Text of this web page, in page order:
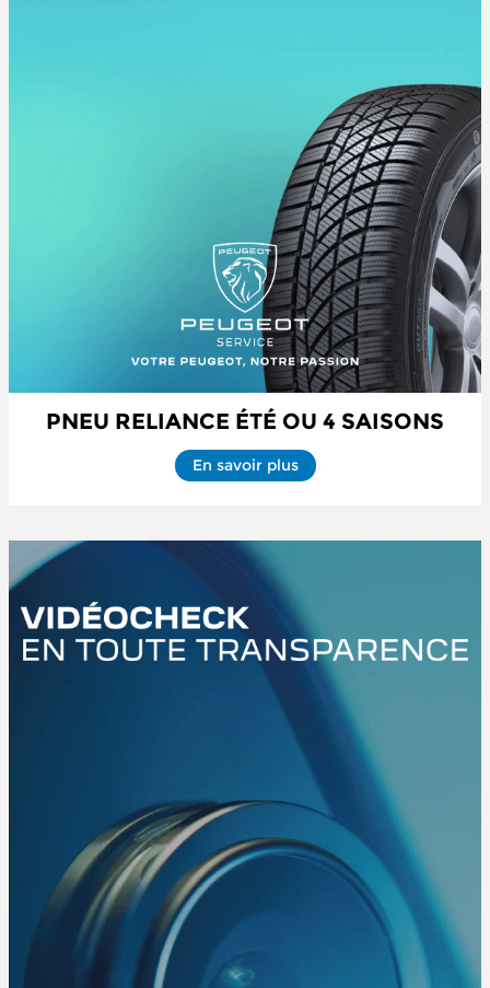
PNEU RELIANCE ÉTÉ OU 4 SAISONS
En savoir plus